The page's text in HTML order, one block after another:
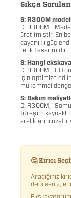
Sıkça
S: R300M
C: R300M,
üretilmiştir. En
dayanıklı
renk tasarımıdır.
S: Hangi
C: R300M, 33
için optimize
mükemmel
S: Bakım
C: R300M,
titreşim kaynaklı
aralıklarını
🤔 Kırıcı
Aradığınız
değilseniz,